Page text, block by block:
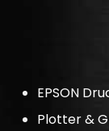
EPSON
Plotter &